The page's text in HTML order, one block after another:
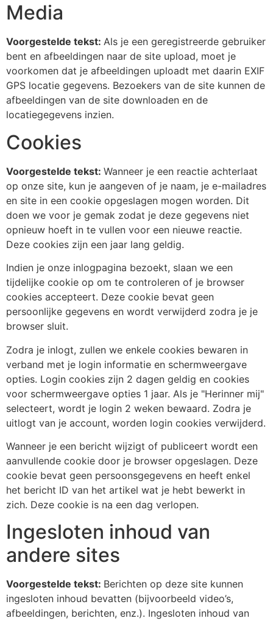
Media
Voorgestelde tekst: Als je een geregistreerde gebruiker
bent en afbeeldingen naar de site upload, moet je
voorkomen dat je afbeeldingen uploadt met daarin EXIF
GPS locatie gegevens. Bezoekers van de site kunnen de
afbeeldingen van de site downloaden en de
locatiegegevens inzien.
Cookies
Voorgestelde tekst: Wanneer je een reactie achterlaat
op onze site, kun je aangeven of je naam, je e-mailadres
en site in een cookie opgeslagen mogen worden. Dit
doen we voor je gemak zodat je deze gegevens niet
opnieuw hoeft in te vullen voor een nieuwe reactie.
Deze cookies zijn een jaar lang geldig.
Indien je onze inlogpagina bezoekt, slaan we een
tijdelijke cookie op om te controleren of je browser
cookies accepteert. Deze cookie bevat geen
persoonlijke gegevens en wordt verwijderd zodra je je
browser sluit.
Zodra je inlogt, zullen we enkele cookies bewaren in
verband met je login informatie en schermweergave
opties. Login cookies zijn 2 dagen geldig en cookies
voor schermweergave opties 1 jaar. Als je "Herinner mij"
selecteert, wordt je login 2 weken bewaard. Zodra je
uitlogt van je account, worden login cookies verwijderd.
Wanneer je een bericht wijzigt of publiceert wordt een
aanvullende cookie door je browser opgeslagen. Deze
cookie bevat geen persoonsgegevens en heeft enkel
het bericht ID van het artikel wat je hebt bewerkt in
zich. Deze cookie is na een dag verlopen.
Ingesloten inhoud van
andere sites
Voorgestelde tekst: Berichten op deze site kunnen
ingesloten inhoud bevatten (bijvoorbeeld video’s,
afbeeldingen, berichten, enz.). Ingesloten inhoud van